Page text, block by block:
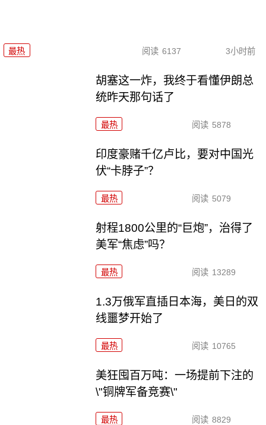
最热 阅读 6137 3小时前
胡塞这一炸，我终于看懂伊朗总
统昨天那句话了
最热 阅读 5878
印度豪赌千亿卢比，要对中国光
伏“卡脖子”？
最热 阅读 5079
射程1800公里的“巨炮”，治得了
美军“焦虑”吗？
最热 阅读 13289
1.3万俄军直插日本海，美日的双
线噩梦开始了
最热 阅读 10765
美狂囤百万吨：一场提前下注的
\"铜牌军备竞赛\"
最热 阅读 8829